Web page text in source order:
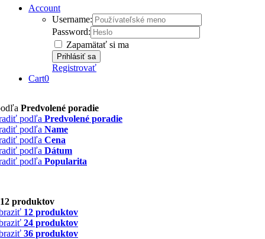
Account
Username:
Password:
Zapamätať si ma
Registrovať
Cart0
Predvolené poradie
podľa Predvolené poradie
podľa Name
podľa Cena
podľa Dátum
podľa Popularita
12 produktov
12 produktov
24 produktov
36 produktov